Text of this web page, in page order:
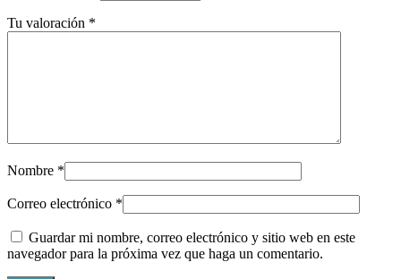
Tu valoración *
Nombre *
Correo electrónico *
Guardar mi nombre, correo electrónico y sitio web en este
navegador para la próxima vez que haga un comentario.